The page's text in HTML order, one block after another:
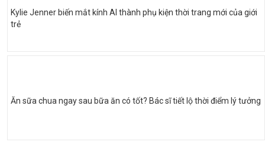
Kylie Jenner biến mắt kính AI thành phụ kiện thời trang mới của giới
trẻ
Ăn sữa chua ngay sau bữa ăn có tốt? Bác sĩ tiết lộ thời điểm lý tưởng